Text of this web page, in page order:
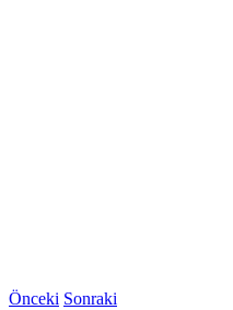
Önceki Sonraki